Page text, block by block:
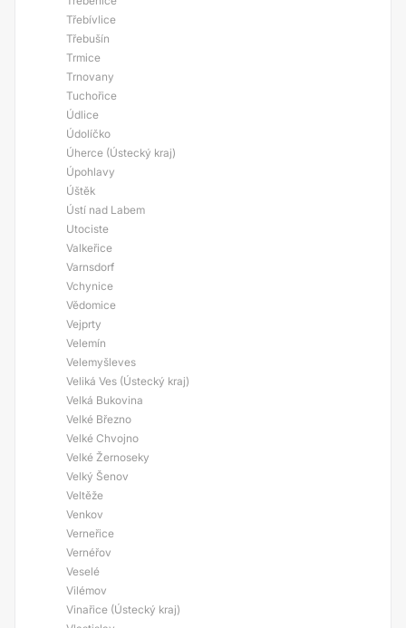
Třebívlice
Třebušín
Trmice
Trnovany
Tuchořice
Údlice
Údolíčko
Úherce (Ústecký kraj)
Úpohlavy
Úštěk
Ústí nad Labem
Utociste
Valkeřice
Varnsdorf
Vchynice
Vědomice
Vejprty
Velemín
Velemyšleves
Veliká Ves (Ústecký kraj)
Velká Bukovina
Velké Březno
Velké Chvojno
Velké Žernoseky
Velký Šenov
Veltěže
Venkov
Verneřice
Vernéřov
Veselé
Vilémov
Vinařice (Ústecký kraj)